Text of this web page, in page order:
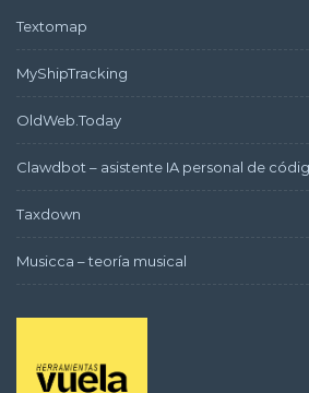
Textomap
MyShipTracking
OldWeb.Today
Clawdbot – asistente IA personal de
Taxdown
Musicca – teoría musical